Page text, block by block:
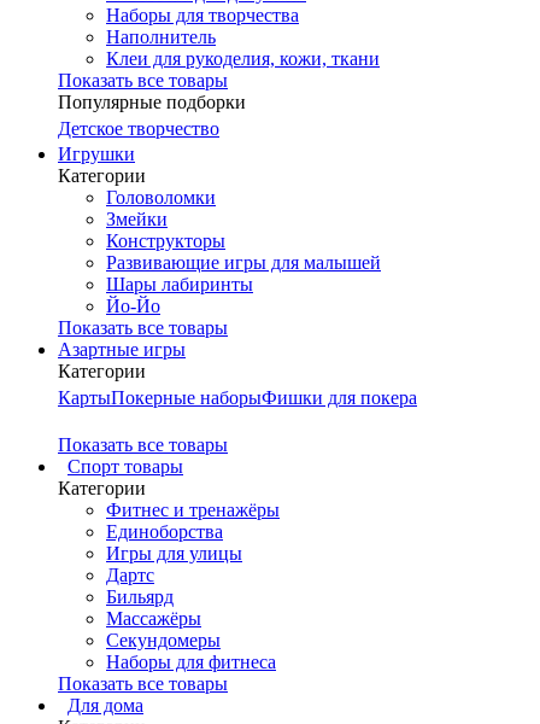
Наборы для творчества
Наполнитель
Клеи для рукоделия, кожи, ткани
Показать все товары
Популярные подборки
Детское творчество
Игрушки
Категории
Головоломки
Змейки
Конструкторы
Развивающие игры для малышей
Шары лабиринты
Йо-Йо
Показать все товары
Азартные игры
Категории
КартыПокерные наборыФишки для покера
Показать все товары
Cпорт товары
Категории
Фитнес и тренажёры
Единоборства
Игры для улицы
Дартс
Бильярд
Массажёры
Секундомеры
Наборы для фитнеса
Показать все товары
Для дома